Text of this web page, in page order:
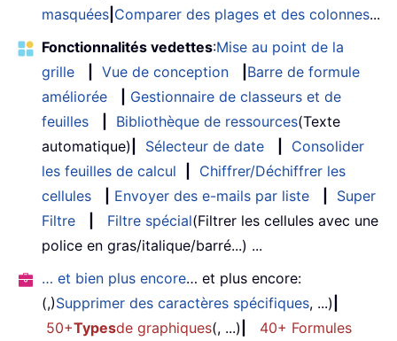
masquées Comparer des plages et des colonnes...
Fonctionnalités vedettes:Mise au point de la
grille
Vue de conception
Barre de formule
améliorée
Gestionnaire de classeurs et de
feuilles
Bibliothèque de ressources(Texte
automatique)
Sélecteur de date
Consolider
les feuilles de calcul
Chiffrer/Déchiffrer les
cellules
Envoyer des e-mails par liste
Super
Filtre
Filtre spécial(Filtrer les cellules avec une
police en gras/italique/barré...) ...
… et bien plus encore… et plus encore:
(,)Supprimer des caractères spécifiques, ...)
50+Typesde graphiques(, ...)
40+ Formules